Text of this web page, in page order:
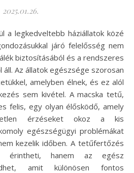
2025.01.26.
járó felelősség nem
biztosításából és a rendszeres
Az állatok egészsége szorosan
amelyben élnek, és ez alól
sem kivétel. A macska tetű,
felis, egy olyan élősködő, amely
érzéseket okoz a kis
egészségügyi problémákat
kezelik időben. A tetűfertőzés
érintheti, hanem az egész
amit különösen fontos